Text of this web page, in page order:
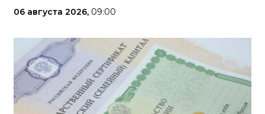
06 августа 2026, 09:00